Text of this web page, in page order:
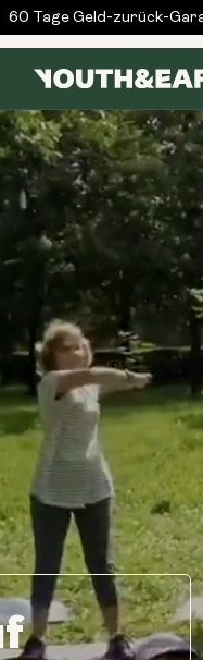
Geld-zurück-Garantie